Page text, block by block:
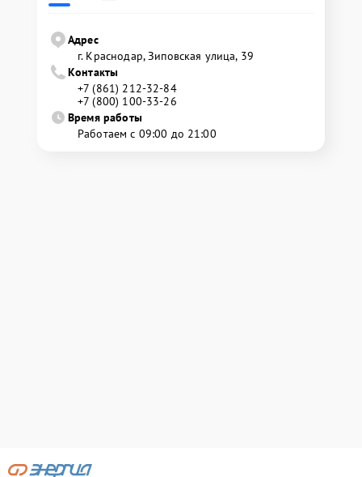
Адрес
г. Краснодар, Зиповская улица, 39
Контакты
+7 (861) 212-32-84
+7 (800) 100-33-26
Время работы
Работаем с 09:00 до 21:00